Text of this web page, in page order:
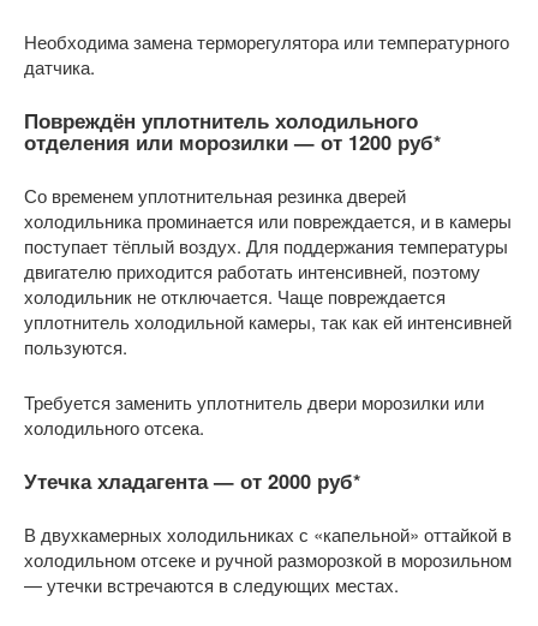
Необходима замена терморегулятора или температурного
датчика.
Повреждён уплотнитель холодильного
отделения или морозилки — от 1200 руб*
Со временем уплотнительная резинка дверей
холодильника проминается или повреждается, и в камеры
поступает тёплый воздух. Для поддержания температуры
двигателю приходится работать интенсивней, поэтому
холодильник не отключается. Чаще повреждается
уплотнитель холодильной камеры, так как ей интенсивней
пользуются.
Требуется заменить уплотнитель двери морозилки или
холодильного отсека.
Утечка хладагента — от 2000 руб*
В двухкамерных холодильниках с «капельной» оттайкой в
холодильном отсеке и ручной разморозкой в морозильном
— утечки встречаются в следующих местах.